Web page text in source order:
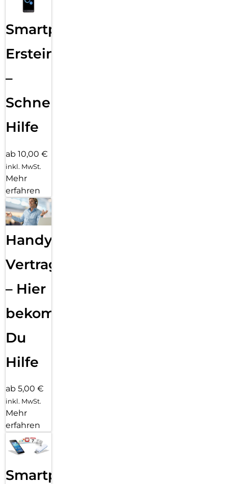
Smartphone
Ersteinrichtung
–
Schnelle
Hilfe
ab 10,00 €
inkl. MwSt.
Mehr
erfahren
Handy
Vertragsabwicklung
– Hier
bekommst
Du
Hilfe
ab 5,00 €
inkl. MwSt.
Mehr
erfahren
Smartphone